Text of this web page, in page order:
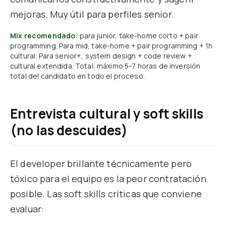
mejoras. Muy útil para perfiles senior.
Mix recomendado: para junior, take-home corto + pair
programming. Para mid, take-home + pair programming + 1h
cultural. Para senior+, system design + code review +
cultural extendida. Total: máximo 5-7 horas de inversión
total del candidato en todo el proceso.
Entrevista cultural y soft skills
(no las descuides)
El developer brillante técnicamente pero
tóxico para el equipo es la peor contratación
posible. Las soft skills críticas que conviene
evaluar: